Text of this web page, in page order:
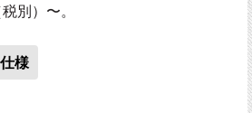
別）〜。
様